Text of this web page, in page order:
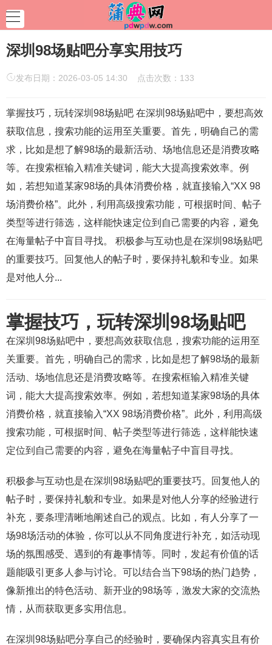
深圳98场贴吧分享实用技巧
发布日期：2026-03-05 14:30 点击次数：133
掌握技巧，玩转深圳98场贴吧 在深圳98场贴吧中，要想高效
获取信息，搜索功能的运用至关重要。首先，明确自己的需
求，比如是想了解98场的最新活动、场地信息还是消费攻略
等。在搜索框输入精准关键词，能大大提高搜索效率。例
如，若想知道某家98场的具体消费价格，就直接输入“XX 98
场消费价格”。此外，利用高级搜索功能，可根据时间、帖子
类型等进行筛选，这样能快速定位到自己需要的内容，避免
在海量帖子中盲目寻找。 积极参与互动也是在深圳98场贴吧
的重要技巧。回复他人的帖子时，要保持礼貌和专业。如果
是对他人分...
掌握技巧，玩转深圳98场贴吧
在深圳98场贴吧中，要想高效获取信息，搜索功能的运用至
关重要。首先，明确自己的需求，比如是想了解98场的最新
活动、场地信息还是消费攻略等。在搜索框输入精准关键
词，能大大提高搜索效率。例如，若想知道某家98场的具体
消费价格，就直接输入“XX 98场消费价格”。此外，利用高级
搜索功能，可根据时间、帖子类型等进行筛选，这样能快速
定位到自己需要的内容，避免在海量帖子中盲目寻找。
积极参与互动也是在深圳98场贴吧的重要技巧。回复他人的
帖子时，要保持礼貌和专业。如果是对他人分享的经验进行
补充，要条理清晰地阐述自己的观点。比如，有人分享了一
场98场活动的体验，你可以从不同角度进行补充，如活动现
场的氛围感受、遇到的有趣事情等。同时，发起有价值的话
题能吸引更多人参与讨论。可以结合当下98场的热门趋势，
像新推出的特色活动、新开业的98场等，激发大家的交流热
情，从而获取更多实用信息。
在深圳98场贴吧分享自己的经验时，要确保内容真实且有价